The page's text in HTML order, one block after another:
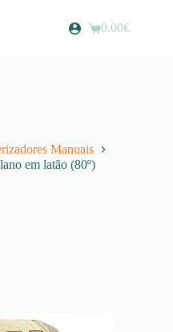
Carrinho
0.00€
Manuais
em latão (80º)